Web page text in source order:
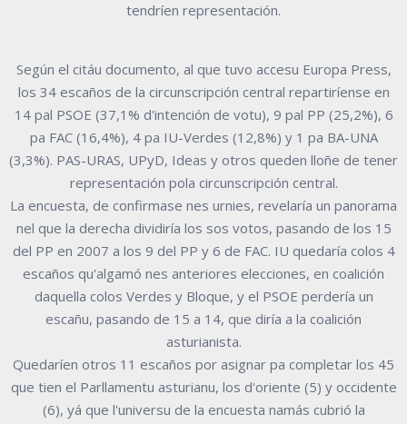
tendríen representación.
Según el citáu documento, al que tuvo accesu Europa Press,
los 34 escaños de la circunscripción central repartiríense en
14 pal PSOE (37,1% d'intención de votu), 9 pal PP (25,2%), 6
pa FAC (16,4%), 4 pa IU-Verdes (12,8%) y 1 pa BA-UNA
(3,3%). PAS-URAS, UPyD, Ideas y otros queden lloñe de tener
representación pola circunscripción central.
La encuesta, de confirmase nes urnies, revelaría un panorama
nel que la derecha dividiría los sos votos, pasando de los 15
del PP en 2007 a los 9 del PP y 6 de FAC. IU quedaría colos 4
escaños qu'algamó nes anteriores elecciones, en coalición
daquella colos Verdes y Bloque, y el PSOE perdería un
escañu, pasando de 15 a 14, que diría a la coalición
asturianista.
Quedaríen otros 11 escaños por asignar pa completar los 45
que tien el Parllamentu asturianu, los d'oriente (5) y occidente
(6), yá que l'universu de la encuesta namás cubrió la